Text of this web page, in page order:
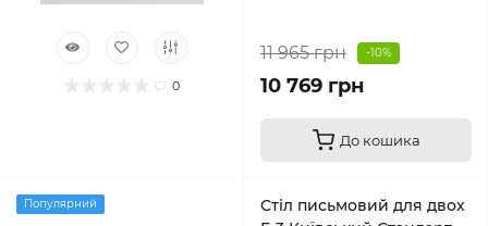
0
11 965 грн -10%
10 769 грн
До кошика
Популярний
Стіл письмовий для двох